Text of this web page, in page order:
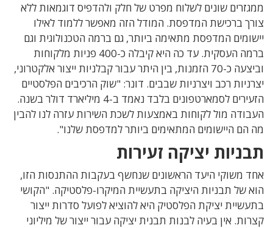
ממגזרים שונים לשלוח מפרט של חלק ולהדפיס דוגמאות ללא
צורך ברכישת המדפסת. המודל הזה מאפשר ללמוד לאילו
יישומים המדפסת מתאימה ביותר, גם ברמה הטכנולוגית וגם
ברמה העסקית. עד כה היא קיבלה כ-400 פניות מלקוחות
וביצעה כ-70 הזמנות, בין היתר עבור קבלניות ייצור אלקטרוני,
יצרניות רכב ויצרניות שבבים. דונר: "שוק הרכיבים הפלסטיים
הזעירים לסמארטפונים בלבד נאמד ב-4 מיליארד דולר בשנה.
העבודה מול לקוחות באמצעות לשכת השירות עזרה לנו להבין
מה הם היישומים המתאימים ביותר למדפסת שלנו".
תבניות יציקה זעירות
אחד משוקי היעד הראשונים שנחשף בעקבות ההתנסות הזו,
הוא של תבניות היציקה בתעשיית המיקרו-פלסטיקה. "הקושי
בתעשיית יציקת הפלסטיק היא להוציא לפועל סדרות ייצור
קצרות. אין בעיה לבנות תבנית יציקה עבור ייצור של מיליוני